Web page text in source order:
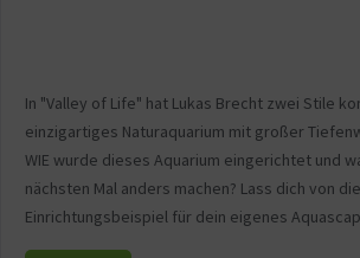
In "Valley of Life" hat Lukas Brecht zwei Stile
einzigartiges Naturaquarium mit großer
WIE wurde dieses Aquarium eingerichtet und
nächsten Mal anders machen? Lass dich von
Einrichtungsbeispiel für dein eigenes